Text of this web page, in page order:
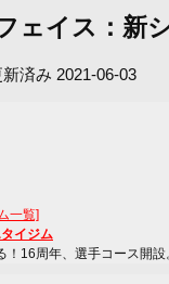
ェイス：新
新済み 2021-06-03
一覧]
イジム
16周年、選手コース開